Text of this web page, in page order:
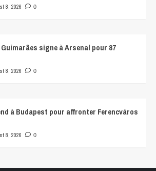
8, 2026 0
Guimarães signe à Arsenal pour 87
8, 2026 0
à Budapest pour affronter Ferencváros
8, 2026 0